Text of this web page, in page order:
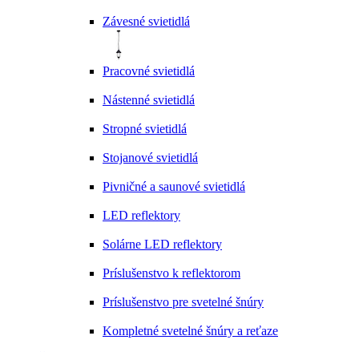
Závesné svietidlá
Pracovné svietidlá
Nástenné svietidlá
Stropné svietidlá
Stojanové svietidlá
Pivničné a saunové svietidlá
LED reflektory
Solárne LED reflektory
Príslušenstvo k reflektorom
Príslušenstvo pre svetelné šnúry
Kompletné svetelné šnúry a reťaze